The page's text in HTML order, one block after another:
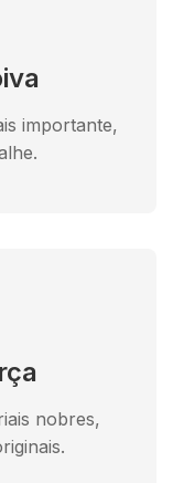
importante,
nobres,